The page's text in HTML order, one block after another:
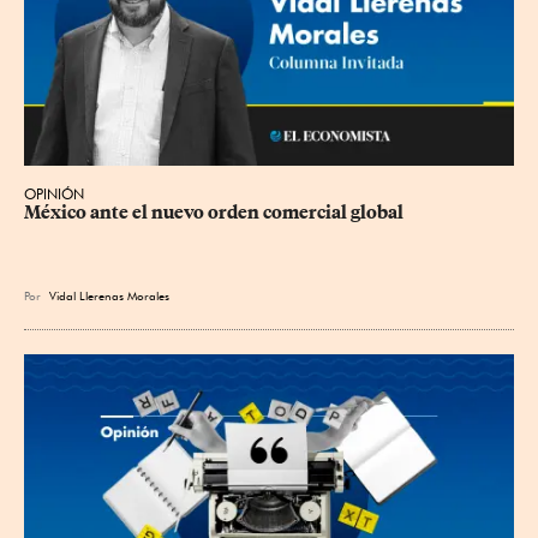
OPINIÓN
México ante el nuevo orden comercial global
Por Vidal Llerenas Morales